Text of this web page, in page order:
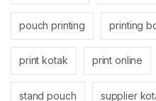
pouch printing printing
print kotak print online
stand pouch supplier